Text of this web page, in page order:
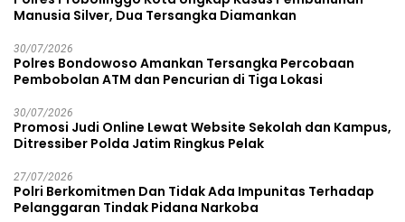
Manusia Silver, Dua Tersangka Diamankan
30/07/2026
Polres Bondowoso Amankan Tersangka Percobaan
Pembobolan ATM dan Pencurian di Tiga Lokasi
30/07/2026
Promosi Judi Online Lewat Website Sekolah dan Kampus,
Ditressiber Polda Jatim Ringkus Pelak
27/07/2026
Polri Berkomitmen Dan Tidak Ada Impunitas Terhadap
Pelanggaran Tindak Pidana Narkoba